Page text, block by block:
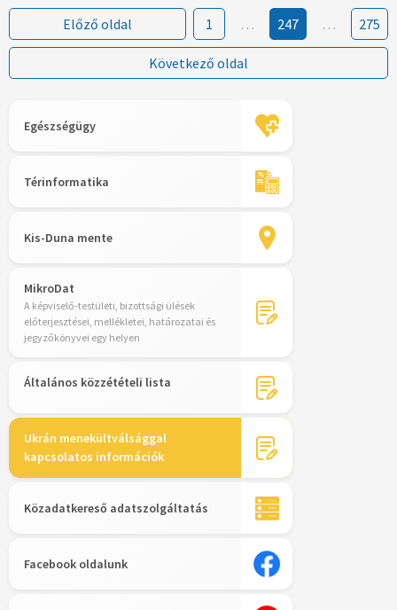
Előző oldal 1 … 247 … 275
Következő oldal
Egészségügy
Térinformatika
Kis-Duna mente
MikroDat
A képviselő-testületi, bizottsági ülések
előterjesztései, mellékletei, határozatai és
jegyzőkönyvei egy helyen
Általános közzétételi lista
Ukrán menekültválsággal
kapcsolatos információk
Közadatkereső adatszolgáltatás
Facebook oldalunk